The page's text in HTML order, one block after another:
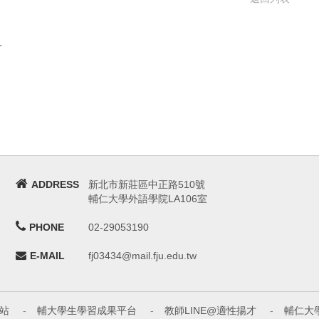
ADDRESS
新北市新莊區中正路510號
輔仁大學外語學院LA106室
PHONE 02-29053190
E-MAIL fj03434@mail.fju.edu.tw
- 輔大學生學習成果平台 - 教師LINE@適性揚才 - 輔仁大